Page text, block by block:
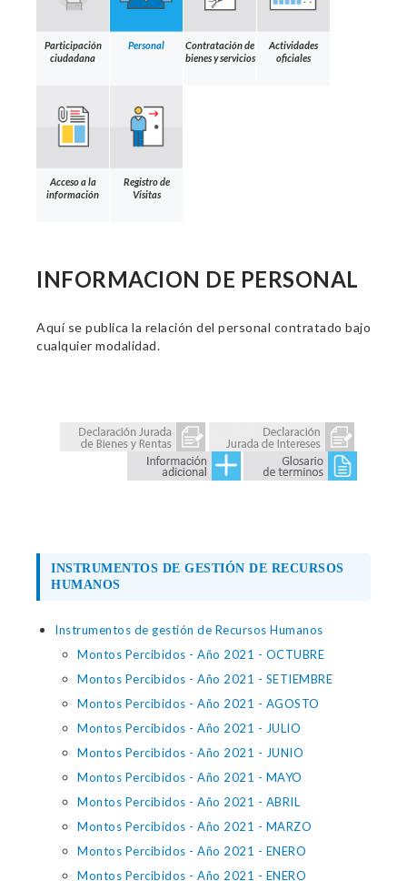
Participación
ciudadana
Personal
Contratación de
bienes y servicios
Actividades
oficiales
Acceso a la
información
Registro de
Visitas
INFORMACION DE PERSONAL
Aquí se publica la relación del personal contratado bajo
cualquier modalidad.
INSTRUMENTOS DE GESTIÓN DE RECURSOS
HUMANOS
Instrumentos de gestión de Recursos Humanos
Montos Percibidos - Año 2021 - OCTUBRE
Montos Percibidos - Año 2021 - SETIEMBRE
Montos Percibidos - Año 2021 - AGOSTO
Montos Percibidos - Año 2021 - JULIO
Montos Percibidos - Año 2021 - JUNIO
Montos Percibidos - Año 2021 - MAYO
Montos Percibidos - Año 2021 - ABRIL
Montos Percibidos - Año 2021 - MARZO
Montos Percibidos - Año 2021 - ENERO
Montos Percibidos - Año 2021 - ENERO